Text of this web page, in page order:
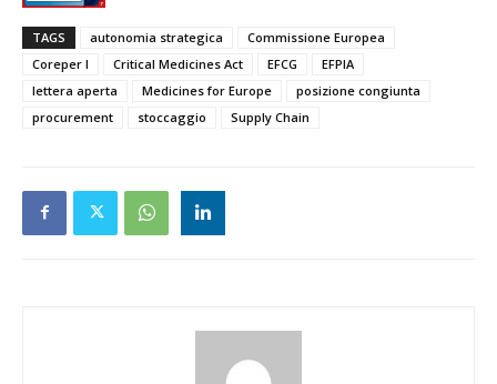
TAGS autonomia strategica
Commissione Europea
Coreper I
Critical Medicines Act EFCG
EFPIA
lettera aperta
Medicines for Europe
posizione congiunta
procurement
stoccaggio Supply Chain